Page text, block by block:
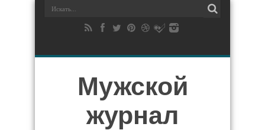
Мужской
журнал